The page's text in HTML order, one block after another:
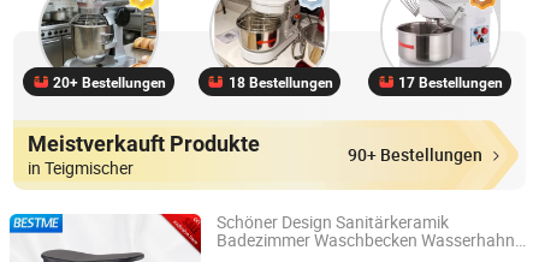
20+ Bestellungen 18 Bestellungen 17 Bestellungen
Meistverkauft Produkte
in Teigmischer
90+ Bestellungen
Schöner Design Sanitärkeramik
Badezimmer Waschbecken Wasserhahn
Foshan Benme Building Material Co., Ltd.